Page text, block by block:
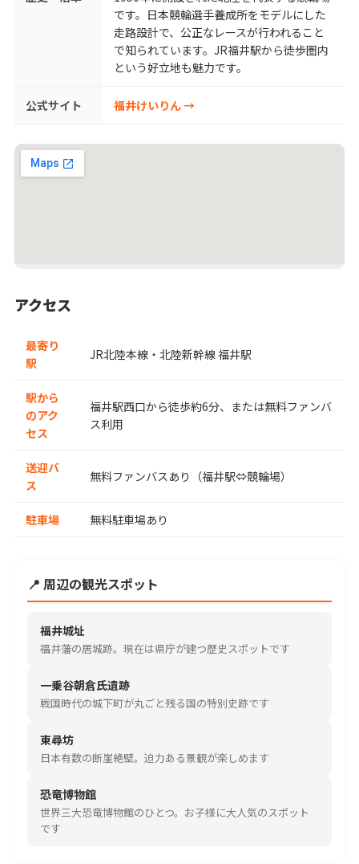
です。日本競輪選手養成所をモデルにした
走路設計で、公正なレースが行われること
で知られています。JR福井駅から徒歩圏内
という好立地も魅力です。
公式サイト 福井けいりん →
アクセス
最寄り
駅
JR北陸本線・北陸新幹線 福井駅
駅から
のアク
セス
福井駅西口から徒歩約6分、または無料ファンバ
ス利用
送迎バ
ス
無料ファンバスあり（福井駅⇔競輪場）
駐車場 無料駐車場あり
📍 周辺の観光スポット
福井城址
福井藩の居城跡。現在は県庁が建つ歴史スポットです
一乗谷朝倉氏遺跡
戦国時代の城下町が丸ごと残る国の特別史跡です
東尋坊
日本有数の断崖絶壁。迫力ある景観が楽しめます
恐竜博物館
世界三大恐竜博物館のひとつ。お子様に大人気のスポット
です